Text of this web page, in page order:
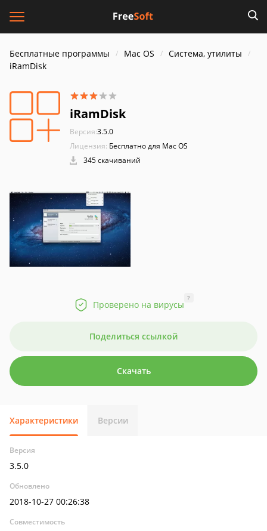
Бесплатные программы Mac OS
Система, утилиты
iRamDisk
iRamDisk
Версия:3.5.0
Лицензия: Бесплатно для Mac OS
345 скачиваний
Проверено на вирусы
?
Поделиться ссылкой
Скачать
Характеристики Версии
Версия
3.5.0
Обновлено
2018-10-27 00:26:38
Совместимость